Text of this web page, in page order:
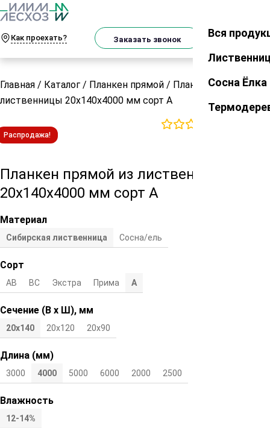
Как проехать? Заказать звонок Закрыть
Вся
Сосна Ёлка
Главная / Каталог / Планкен прямой / Планкен прямой из
лиственницы 20х140х4000 мм сорт А
Распродажа!
Планкен прямой из лиственницы
20х140х4000 мм сорт А
Материал
Сибирская лиственница Сосна/ель
Сорт
АВ ВС Экстра Прима А
Сечение (В х Ш), мм
20х140 20х120 20х90
Длина (мм)
3000 4000 5000 6000 2000 2500
Влажность
12-14%